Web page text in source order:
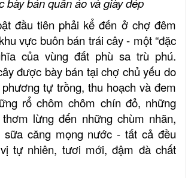
đầu tiên phải kể đến ở chợ đêm
vực buôn bán trái cây - một “đặc
của vùng đất phù sa trù phú.
được bày bán tại chợ chủ yếu do
tự trồng, thu hoạch và đem
rổ chôm chôm chín đỏ, những
lừng đến những chùm nhãn,
sữa căng mọng nước - tất cả đều
tự nhiên, tươi mới, đậm đà chất